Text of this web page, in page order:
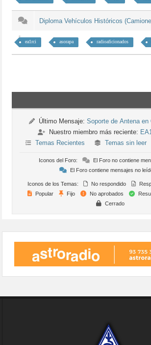
Diploma Vehículos Históricos
ea1rci asorapa radioaficionados
Último Mensaje: Soporte de Antena en
Nuestro miembro más reciente:
Temas Recientes
Temas sin leer
Iconos del Foro:
El Foro no contiene
El Foro contiene mensajes no
Iconos de los Temas: No respondido
Popular
Fijo No aprobados
Cerrado